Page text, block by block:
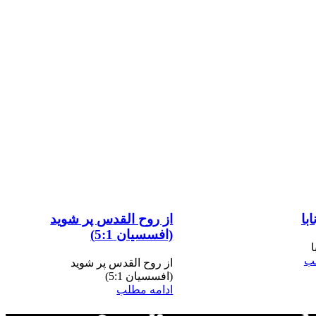
از روح القدس پر شوید
(افسسیان 5:1)
از روح القدس پر شوید
(افسسیان 5:1)
ادامه مطلب